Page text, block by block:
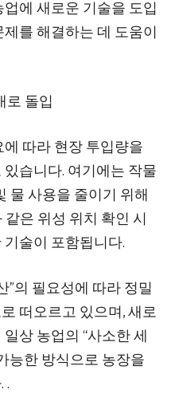
에 새로운 기술을 도입
를 해결하는 데 도움이
로 돌입
따라 현장 투입량을
습니다. 여기에는 작물
물 사용을 줄이기 위해
같은 위성 위치 확인 시
술이 포함됩니다.
”의 필요성에 따라 정밀
떠오르고 있으며, 새로
상 농업의 “사소한 세
능한 방식으로 농장을
.